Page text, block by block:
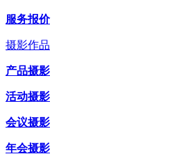
服务报价
摄影作品
产品摄影
活动摄影
会议摄影
年会摄影